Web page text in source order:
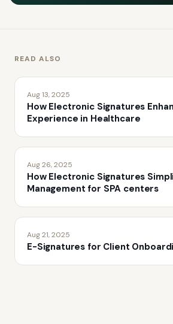
READ ALSO
Aug 13, 2025
How Electronic Signatures
Experience in Healthcare
Aug 26, 2025
How Electronic Signatures
Management for SPA centers
Aug 21, 2025
E-Signatures for Client